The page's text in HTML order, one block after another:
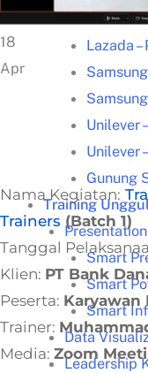
Kisah
Lazada
Unilever
Unilever
Gunung
Training
Presentation
Smart
Smart
Smart
Data
Leadership
18
Apr
Nama Kegiatan:
Trainers (Batch 1)
Tanggal
Klien: PT Bank
Peserta: Karyawan
Trainer:
Media: Zoom